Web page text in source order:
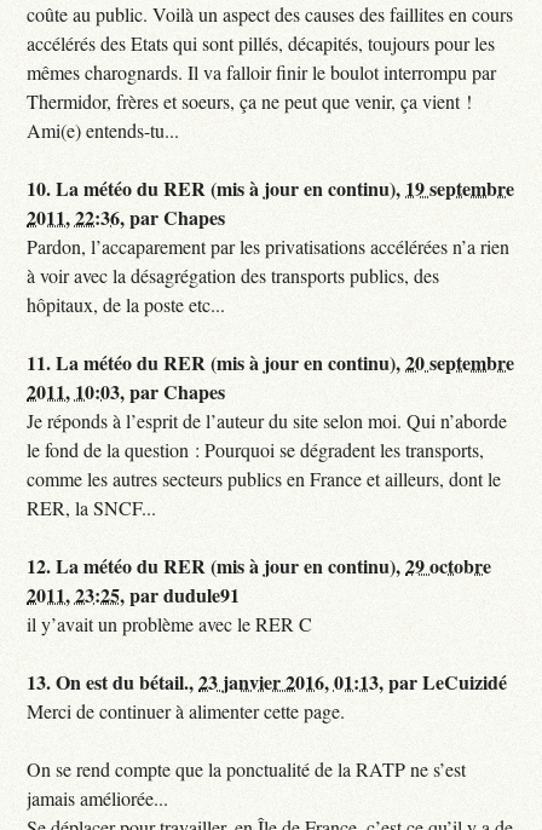
coûte au public. Voilà un aspect des causes des faillites en cours
accélérés des Etats qui sont pillés, décapités, toujours pour les
mêmes charognards. Il va falloir finir le boulot interrompu par
Thermidor, frères et soeurs, ça ne peut que venir, ça vient !
Ami(e) entends-tu...
10.La météo du RER (mis à jour en continu), 19 septembre
2011, 22:36,parChapes
Pardon, l’accaparement par les privatisations accélérées n’a rien
à voir avec la désagrégation des transports publics, des
hôpitaux, de la poste etc...
11.La météo du RER (mis à jour en continu),20 septembre
2011, 10:03,parChapes
Je réponds à l’esprit de l’auteur du site selon moi. Qui n’aborde
le fond de la question : Pourquoi se dégradent les transports,
comme les autres secteurs publics en France et ailleurs, dont le
RER, la SNCF...
12.La météo du RER (mis à jour en continu),29 octobre
2011, 23:25,pardudule91
il y’avait un problème avec le RER C
13.On est du bétail.,23 janvier 2016, 01:13,parLeCuizidé
Merci de continuer à alimenter cette page.
On se rend compte que la ponctualité de la RATP ne s’est
jamais améliorée...